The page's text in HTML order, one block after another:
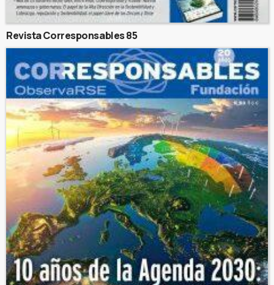
Revista Corresponsables 85